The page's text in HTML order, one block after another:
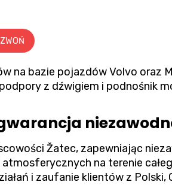
na bazie pojazdów Volvo oraz
z dźwigiem i podnośnik
Žatec, zapewniając
na terenie
i zaufanie klientów z Polski,